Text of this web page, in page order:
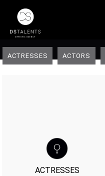
ACTRESSES ACTORS
ACTRESSES